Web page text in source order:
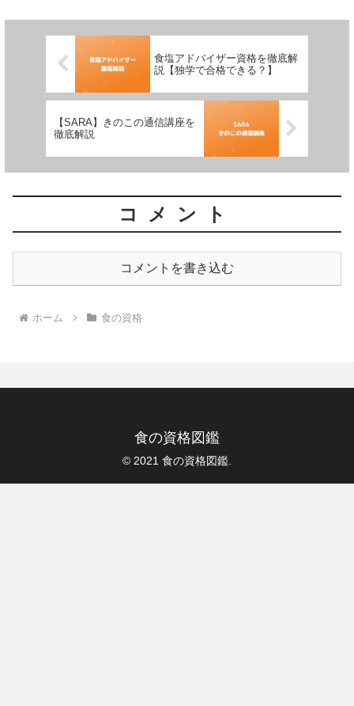
食塩アドバイザー資格を徹底解
説【独学で合格できる？】
【SARA】きのこの通信講座を
徹底解説
コメント
コメントを書き込む
ホーム 食の資格
食の資格図鑑
© 2021 食の資格図鑑.